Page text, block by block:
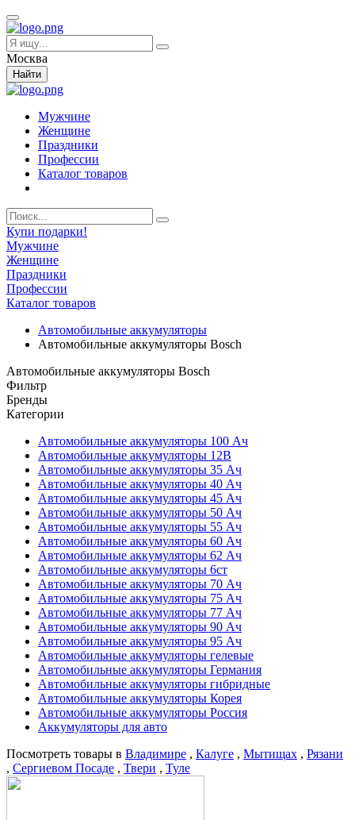
Москва
Найти
Мужчине
Женщине
Праздники
Профессии
Каталог товаров
Купи подарки!
Мужчине
Женщине
Праздники
Профессии
Каталог товаров
Автомобильные аккумуляторы
Автомобильные аккумуляторы Bosch
Автомобильные аккумуляторы Bosch
Фильтр
Бренды
Категории
Автомобильные аккумуляторы 100 Ач
Автомобильные аккумуляторы 12В
Автомобильные аккумуляторы 35 Ач
Автомобильные аккумуляторы 40 Ач
Автомобильные аккумуляторы 45 Ач
Автомобильные аккумуляторы 50 Ач
Автомобильные аккумуляторы 55 Ач
Автомобильные аккумуляторы 60 Ач
Автомобильные аккумуляторы 62 Ач
Автомобильные аккумуляторы 6ст
Автомобильные аккумуляторы 70 Ач
Автомобильные аккумуляторы 75 Ач
Автомобильные аккумуляторы 77 Ач
Автомобильные аккумуляторы 90 Ач
Автомобильные аккумуляторы 95 Ач
Автомобильные аккумуляторы гелевые
Автомобильные аккумуляторы Германия
Автомобильные аккумуляторы гибридные
Автомобильные аккумуляторы Корея
Автомобильные аккумуляторы Россия
Аккумуляторы для авто
Посмотреть товары в Владимире , Калуге , Мытищах , Рязани
, Сергиевом Посаде , Твери , Туле